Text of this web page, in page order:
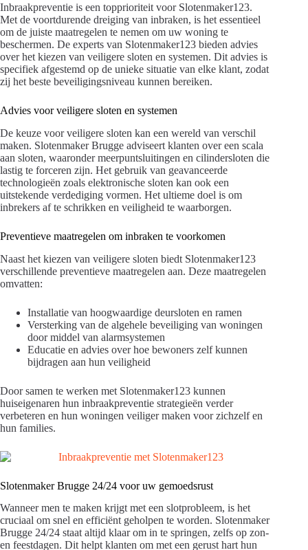
Inbraakpreventie is een topprioriteit voor Slotenmaker123.
Met de voortdurende dreiging van inbraken, is het essentieel
om de juiste maatregelen te nemen om uw woning te
beschermen. De experts van Slotenmaker123 bieden advies
over het kiezen van veiligere sloten en systemen. Dit advies is
specifiek afgestemd op de unieke situatie van elke klant, zodat
zij het beste beveiligingsniveau kunnen bereiken.
Advies voor veiligere sloten en systemen
De keuze voor veiligere sloten kan een wereld van verschil
maken. Slotenmaker Brugge adviseert klanten over een scala
aan sloten, waaronder meerpuntsluitingen en cilindersloten die
lastig te forceren zijn. Het gebruik van geavanceerde
technologieën zoals elektronische sloten kan ook een
uitstekende verdediging vormen. Het ultieme doel is om
inbrekers af te schrikken en veiligheid te waarborgen.
Preventieve maatregelen om inbraken te voorkomen
Naast het kiezen van veiligere sloten biedt Slotenmaker123
verschillende preventieve maatregelen aan. Deze maatregelen
omvatten:
Installatie van hoogwaardige deursloten en ramen
Versterking van de algehele beveiliging van woningen
door middel van alarmsystemen
Educatie en advies over hoe bewoners zelf kunnen
bijdragen aan hun veiligheid
Door samen te werken met Slotenmaker123 kunnen
huiseigenaren hun inbraakpreventie strategieën verder
verbeteren en hun woningen veiliger maken voor zichzelf en
hun families.
Slotenmaker Brugge 24/24 voor uw gemoedsrust
Wanneer men te maken krijgt met een slotprobleem, is het
cruciaal om snel en efficiënt geholpen te worden. Slotenmaker
Brugge 24/24 staat altijd klaar om in te springen, zelfs op zon-
en feestdagen. Dit helpt klanten om met een gerust hart hun